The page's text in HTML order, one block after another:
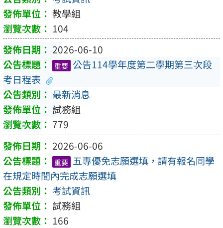
教學組
104
2026-06-10
重要 公告114學年度第二學期第三次段
考日程表
最新消息
試務組
779
2026-06-06
重要 五專優免志願選填，請有報名同學
在規定時間內完成志願選填
考試資訊
試務組
166